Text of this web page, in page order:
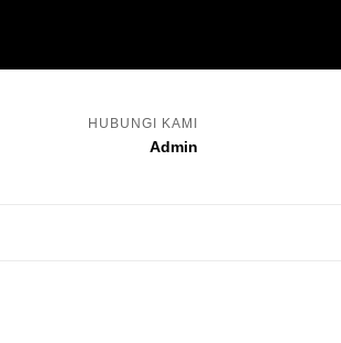
HUBUNGI KAMI
Admin